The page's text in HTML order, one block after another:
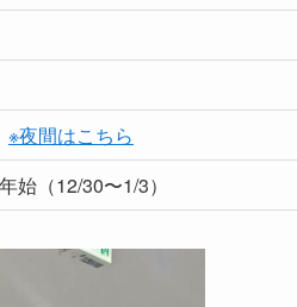
※夜間はこちら
始（12/30〜1/3）